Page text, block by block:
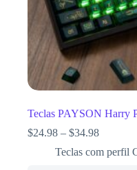
Teclas PAYSON Harry
$24.98 – $34.98
Teclas com perfil